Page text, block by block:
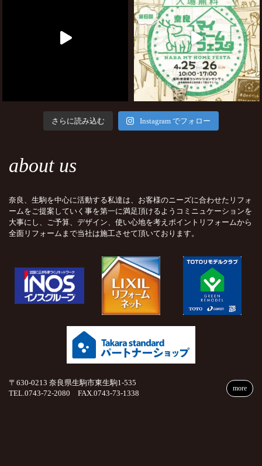
さらに読み込む Instagram でフォロー
about us
奈良、生駒を中心に活動する私達は、お客様のニーズに合わせたリフォ
ームをご提案していく事を第一に満足頂けるようコミニュケーションを
大事にし、ご予算、デザイン、使い心地を考えポイントリフォームから
全面リフォームまで当社は施工させて頂いております。
〒630-0213 奈良県生駒市東生駒1-535
TEL.0743-72-2080 FAX.0743-73-1338
more